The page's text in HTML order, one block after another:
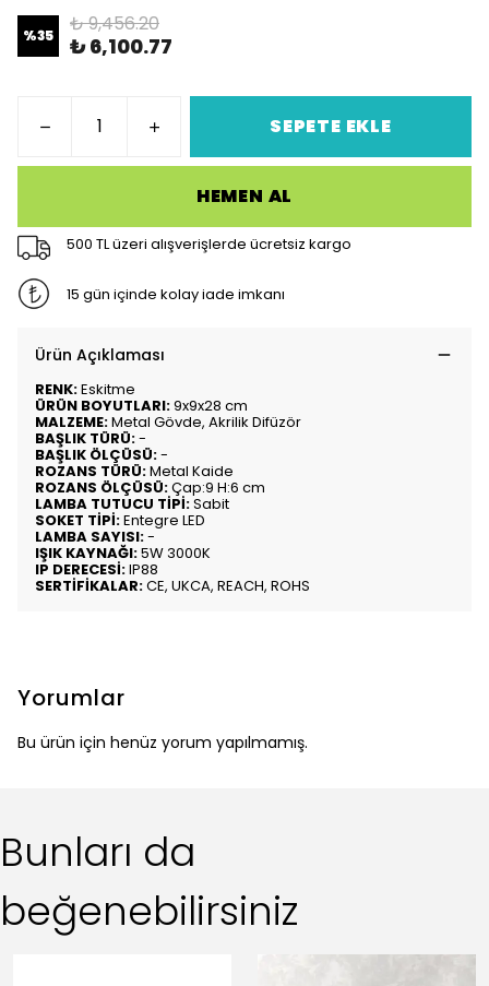
%35 ₺ 9,456.20
₺ 6,100.77
SEPETE EKLE
HEMEN AL
500 TL üzeri alışverişlerde ücretsiz kargo
15 gün içinde kolay iade imkanı
Ürün Açıklaması
RENK:Eskitme
ÜRÜN BOYUTLARI:9x9x28 cm
MALZEME:Metal Gövde, Akrilik Difüzör
BAŞLIK TÜRÜ:-
BAŞLIK ÖLÇÜSÜ:-
ROZANS TÜRÜ:Metal Kaide
ROZANS ÖLÇÜSÜ:Çap:9 H:6 cm
LAMBA TUTUCU TİPİ:Sabit
SOKET TİPİ:Entegre LED
LAMBA SAYISI:-
IŞIK KAYNAĞI:5W 3000K
IP DERECESİ:IP88
SERTİFİKALAR:CE, UKCA, REACH, ROHS
Yorumlar
Bu ürün için henüz yorum yapılmamış.
Bunları da
beğenebilirsiniz